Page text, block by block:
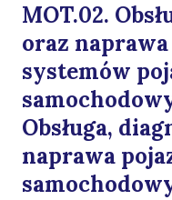
MOT.02.
oraz
systemów
Obsługa,
naprawa